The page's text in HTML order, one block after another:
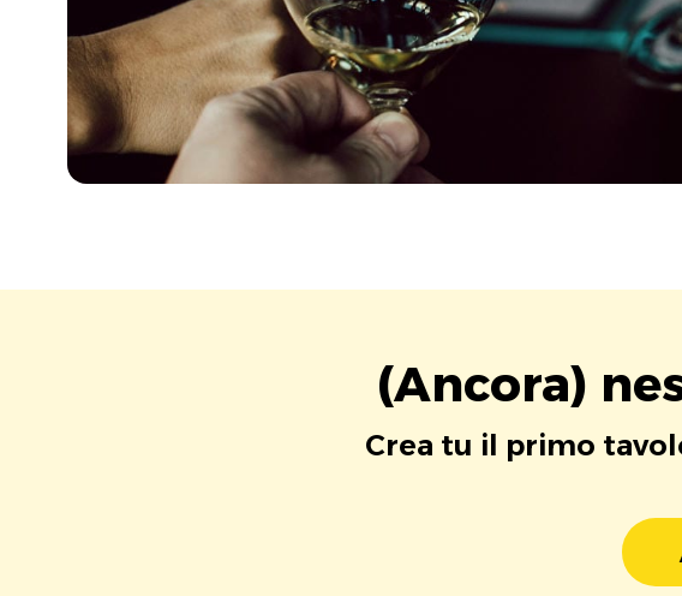
(Ancora)
Crea tu il primo